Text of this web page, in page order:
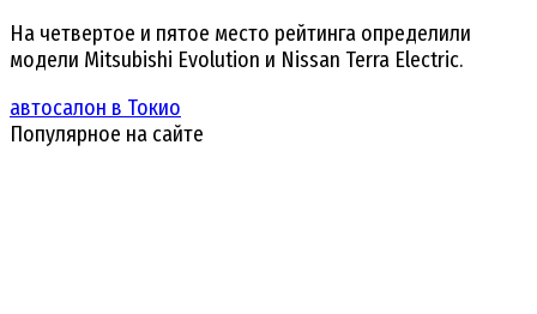
На четвертое и пятое место рейтинга определили
модели Mitsubishi Evolution и Nissan Terra Electric.
автосалон в Токио
Популярное на сайте